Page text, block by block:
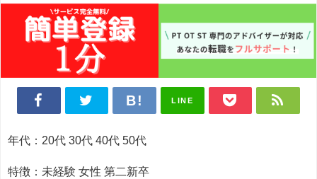
LINE
年代：20代 30代 40代 50代
特徴：未経験 女性 第二新卒